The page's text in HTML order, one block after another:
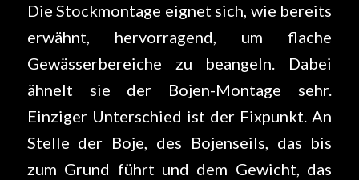
Die Stockmontage eignet sich, wie bereits
erwähnt, hervorragend, um flache
Gewässerbereiche zu beangeln. Dabei
ähnelt sie der Bojen-Montage sehr.
Einziger Unterschied ist der Fixpunkt. An
Stelle der Boje, des Bojenseils, das bis
zum Grund führt und dem Gewicht, das